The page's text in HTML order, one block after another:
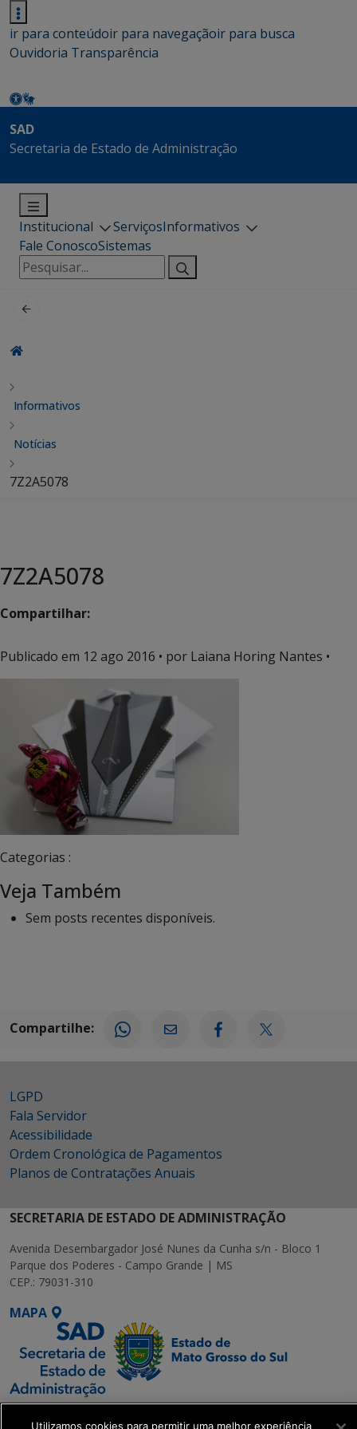
ir para conteúdoir para navegaçãoir para busca
Ouvidoria Transparência
SAD
Secretaria de Estado de Administração
Institucional ServiçosInformativos
Fale ConoscoSistemas
Pesquisar
por:
Informativos
Notícias
7Z2A5078
7Z2A5078
Compartilhar:
Publicado em 12 ago 2016 • por Laiana Horing Nantes •
Categorias :
Veja Também
Sem posts recentes disponíveis.
Compartilhe:
LGPD
Fala Servidor
Acessibilidade
Ordem Cronológica de Pagamentos
Planos de Contratações Anuais
SECRETARIA DE ESTADO DE ADMINISTRAÇÃO
Avenida Desembargador José Nunes da Cunha s/n - Bloco 1
Parque dos Poderes - Campo Grande | MS
CEP.: 79031-310
MAPA
Utilizamos cookies para permitir uma melhor experiência